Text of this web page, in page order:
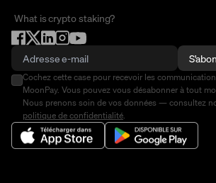
What is crypto staking?
Cochez cette case pour recevoir les
MoonPay. Vous pouvez vous désabonner à tout
Nous prenons soin de vos données — consultez
politique de confidentialité.